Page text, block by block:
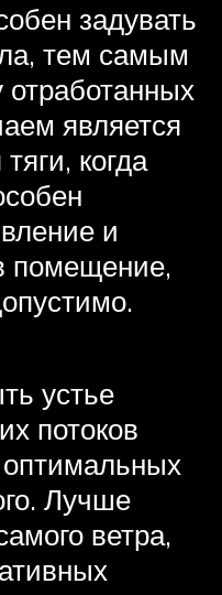
задувать
тем самым
отработанных
является
когда
и
помещение,
устье
потоков
оптимальных
Лучше
ветра,